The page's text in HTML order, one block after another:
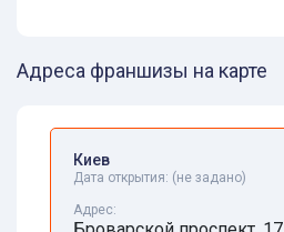
Адреса франшизы на карте
Киев
Дата открытия: (не задано)
Адрес: